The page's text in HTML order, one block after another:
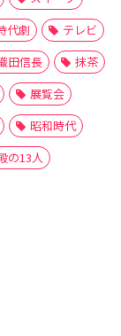
代劇
テレビ
田信長
抹茶
展覧会
昭和時代
の13人